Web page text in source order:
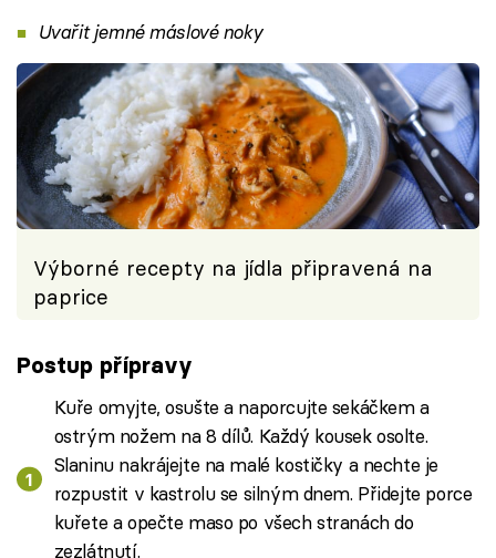
Uvařit jemné máslové noky
Výborné recepty na jídla připravená na
paprice
Postup přípravy
Kuře omyjte, osušte a naporcujte sekáčkem a
ostrým nožem na 8 dílů. Každý kousek osolte.
Slaninu nakrájejte na malé kostičky a nechte je
rozpustit v kastrolu se silným dnem. Přidejte porce
kuřete a opečte maso po všech stranách do
zezlátnutí.